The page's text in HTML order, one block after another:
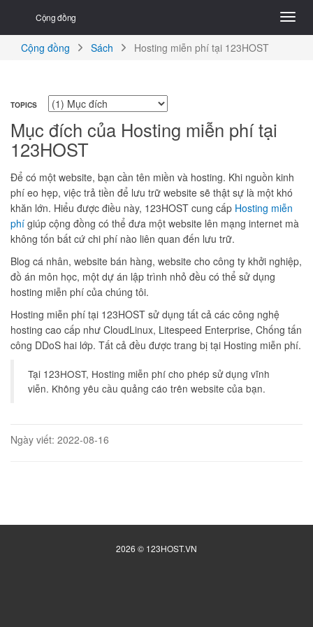
Cộng đồng
Cộng đồng Sách Hosting miễn phí tại 123HOST
TOPICS
Mục đích của Hosting miễn phí tại
123HOST
Để có một website, bạn cần tên miền và hosting. Khi nguồn kinh
phí eo hẹp, việc trả tiền để lưu trữ website sẽ thật sự là một khó
khăn lớn. Hiểu được điều này, 123HOST cung cấp Hosting miễn
phí giúp cộng đồng có thể đưa một website lên mạng internet mà
không tốn bất cứ chi phí nào liên quan đến lưu trữ.
Blog cá nhân, website bán hàng, website cho công ty khởi nghiệp,
đồ án môn học, một dự án lập trình nhỏ đều có thể sử dụng
hosting miễn phí của chúng tôi.
Hosting miễn phí tại 123HOST sử dụng tất cả các công nghệ
hosting cao cấp như CloudLinux, Litespeed Enterprise, Chống tấn
công DDoS hai lớp. Tất cả đều được trang bị tại Hosting miễn phí.
Tại 123HOST, Hosting miễn phí cho phép sử dụng vĩnh
viễn. Không yêu cầu quảng cáo trên website của bạn.
Ngày viết: 2022-08-16
2026 © 123HOST.VN